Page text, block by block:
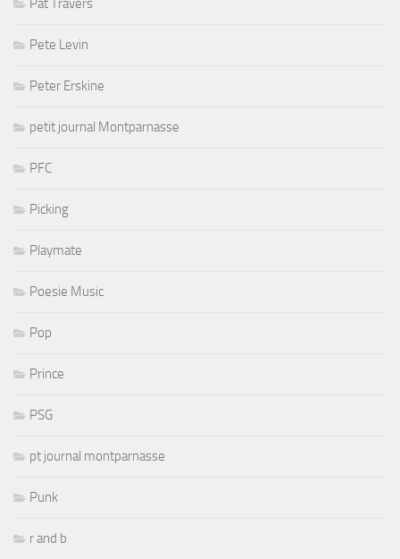
Pat Travers
Pete Levin
Peter Erskine
petit journal Montparnasse
PFC
Picking
Playmate
Poesie Music
Pop
Prince
PSG
pt journal montparnasse
Punk
r and b